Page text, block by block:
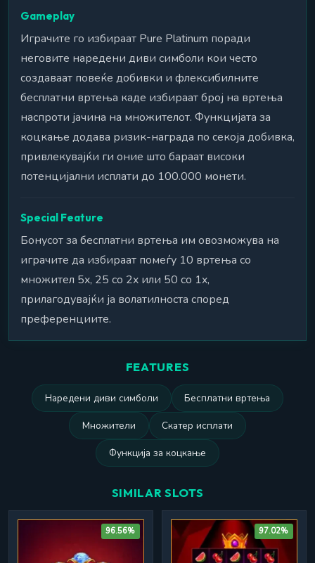
Gameplay
Играчите го избираат Pure Platinum поради
неговите наредени диви симболи кои често
создаваат повеќе добивки и флексибилните
бесплатни вртења каде избираат број на вртења
наспроти јачина на множителот. Функцијата за
коцкање додава ризик-награда по секоја добивка,
привлекувајќи ги оние што бараат високи
потенцијални исплати до 100.000 монети.
Special Feature
Бонусот за бесплатни вртења им овозможува на
играчите да избираат помеѓу 10 вртења со
множител 5x, 25 со 2x или 50 со 1x,
прилагодувајќи ја волатилноста според
преференциите.
FEATURES
Наредени диви симболи Бесплатни вртења
Множители Скатер исплати
Функција за коцкање
SIMILAR SLOTS
96.56% 97.02%